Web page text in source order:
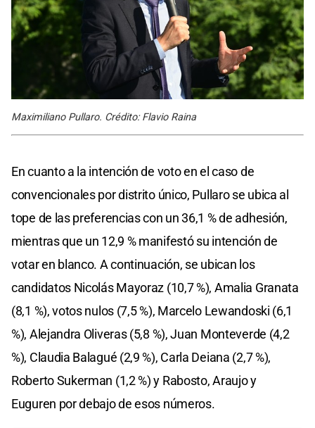
Maximiliano Pullaro. Crédito: Flavio Raina
En cuanto a la intención de voto en el caso de
convencionales por distrito único, Pullaro se ubica al
tope de las preferencias con un 36,1 % de adhesión,
mientras que un 12,9 % manifestó su intención de
votar en blanco. A continuación, se ubican los
candidatos Nicolás Mayoraz (10,7 %), Amalia Granata
(8,1 %), votos nulos (7,5 %), Marcelo Lewandoski (6,1
%), Alejandra Oliveras (5,8 %), Juan Monteverde (4,2
%), Claudia Balagué (2,9 %), Carla Deiana (2,7 %),
Roberto Sukerman (1,2 %) y Rabosto, Araujo y
Euguren por debajo de esos números.